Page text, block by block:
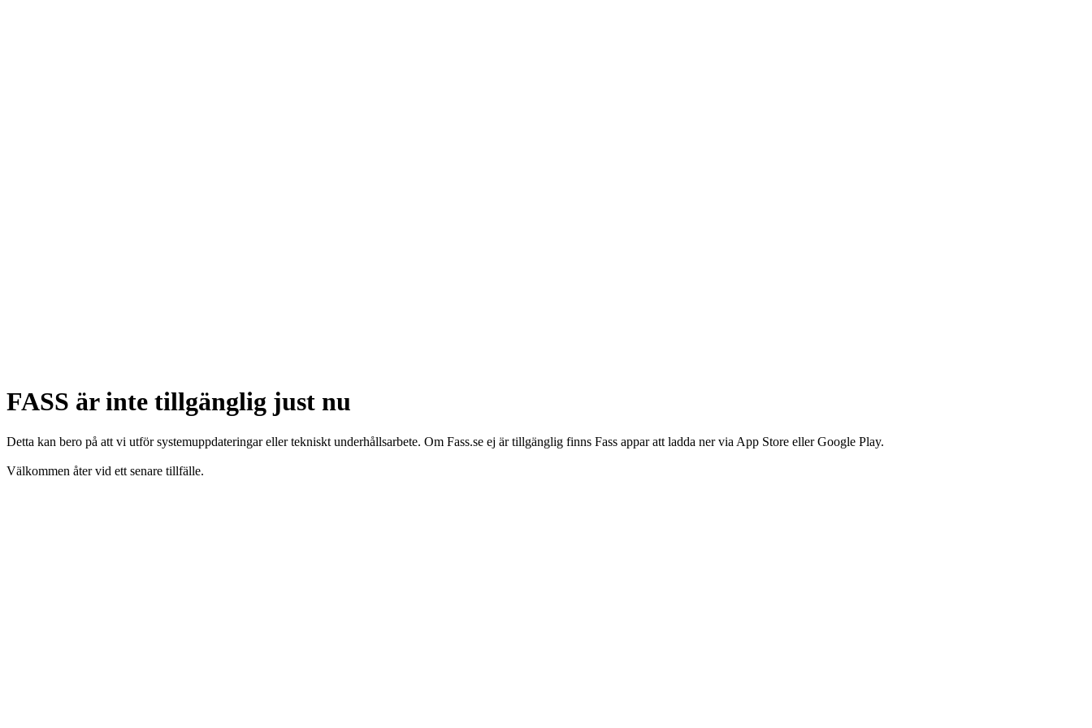
FASS är inte tillgänglig just nu
Detta kan bero på att vi utför systemuppdateringar eller tekniskt underhållsarbete. Om Fass.se ej är tillgänglig finns Fass appar att ladda ner via App Store eller Google Play.
Välkommen åter vid ett senare tillfälle.